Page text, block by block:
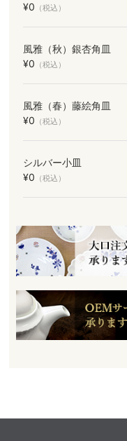
¥0 （税込）
風雅（秋）銀杏角皿
¥0 （税込）
風雅（春）藤絵角皿
¥0 （税込）
シルバー小皿
¥0 （税込）